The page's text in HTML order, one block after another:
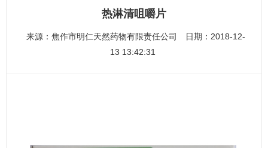
心血管系统疾病 精神心理疾病
性传播疾病
热淋清咀嚼片
来源： 焦作市明仁天然药物有限责任公司
日期：2018-12-
13 13:42:31